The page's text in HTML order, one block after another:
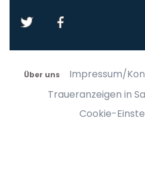
Über uns Impressum/
Traueranzeigen in
Cookie-